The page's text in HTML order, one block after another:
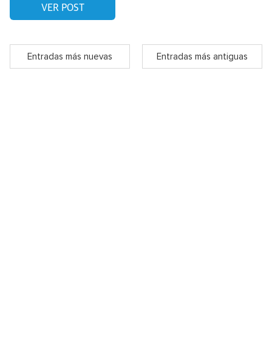
VER POST
Entradas más nuevas Entradas más antiguas